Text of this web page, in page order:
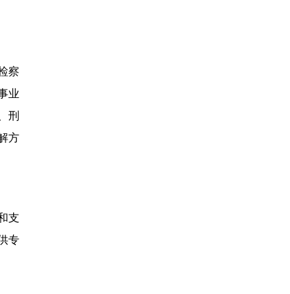
察
业
刑
方
支
专